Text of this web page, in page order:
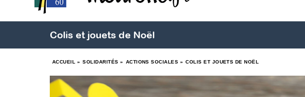
Colis et jouets de Noël
ACCUEIL » SOLIDARITÉS » ACTIONS SOCIALES » COLIS ET JOUETS DE NOËL